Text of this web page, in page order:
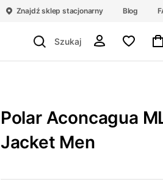
Znajdź sklep stacjonarny Blog
Polar Aconcagua
Jacket Men